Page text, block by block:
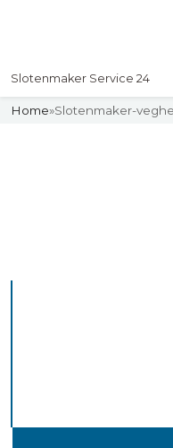
Slotenmaker Service 24
Home»Slotenmaker-